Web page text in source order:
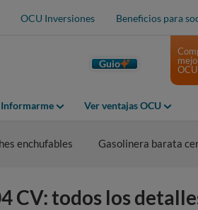
OCU Inversiones Beneficios para
Guio
Informarme Ver ventajas OCU
OCU
enchufables Gasolinera barata
CV: todos los